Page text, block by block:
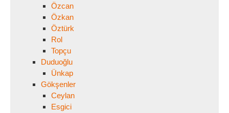
Özcan
Özkan
Öztürk
Rol
Topçu
Duduoğlu
Ünkap
Gökşenler
Ceylan
Esgici